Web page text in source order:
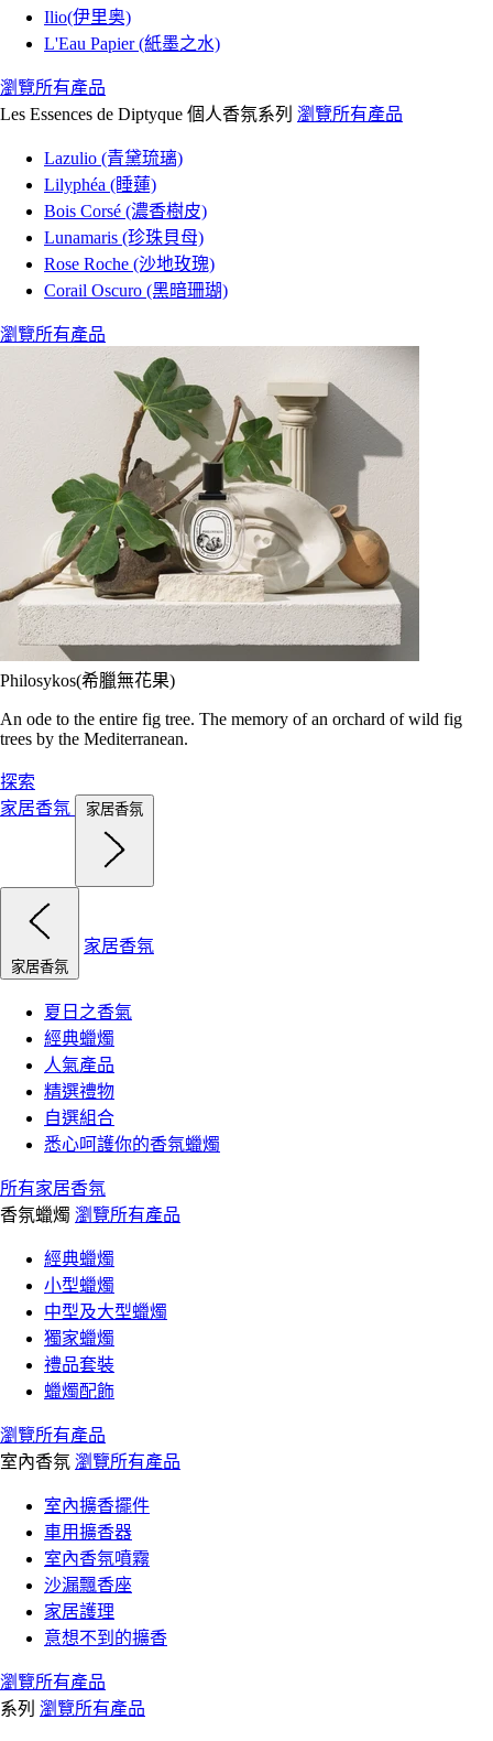
Ilio(伊里奥)
L'Eau Papier (紙墨之水)
瀏覽所有產品
Les Essences de Diptyque 個人香氛系列 瀏覽所有產品
Lazulio (青黛琉璃)
Lilyphéa (睡蓮)
Bois Corsé (濃香樹皮)
Lunamaris (珍珠貝母)
Rose Roche (沙地玫瑰)
Corail Oscuro (黑暗珊瑚)
瀏覽所有產品
Philosykos(希臘無花果)
An ode to the entire fig tree. The memory of an orchard of wild fig
trees by the Mediterranean.
探索
家居香氛
家居香氛
家居香氛
家居香氛
夏日之香氣
經典蠟燭
人氣產品
精選禮物
自選組合
悉心呵護你的香氛蠟燭
所有家居香氛
香氛蠟燭 瀏覽所有產品
經典蠟燭
小型蠟燭
中型及大型蠟燭
獨家蠟燭
禮品套裝
蠟燭配飾
瀏覽所有產品
室內香氛 瀏覽所有產品
室內擴香擺件
車用擴香器
室內香氛噴霧
沙漏飄香座
家居護理
意想不到的擴香
瀏覽所有產品
系列 瀏覽所有產品